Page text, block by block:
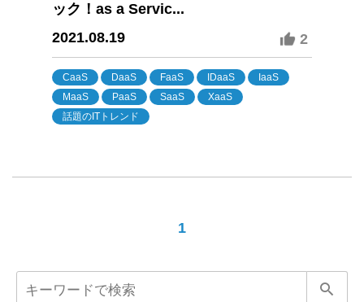
ック！as a Servic...
2021.08.19
2
CaaS DaaS FaaS IDaaS
IaaS
MaaS
PaaS SaaS
XaaS
話題のITトレンド
1